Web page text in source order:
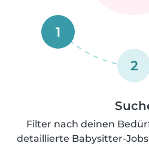
1
2
Filter nach deinen
detaillierte Babysitter-